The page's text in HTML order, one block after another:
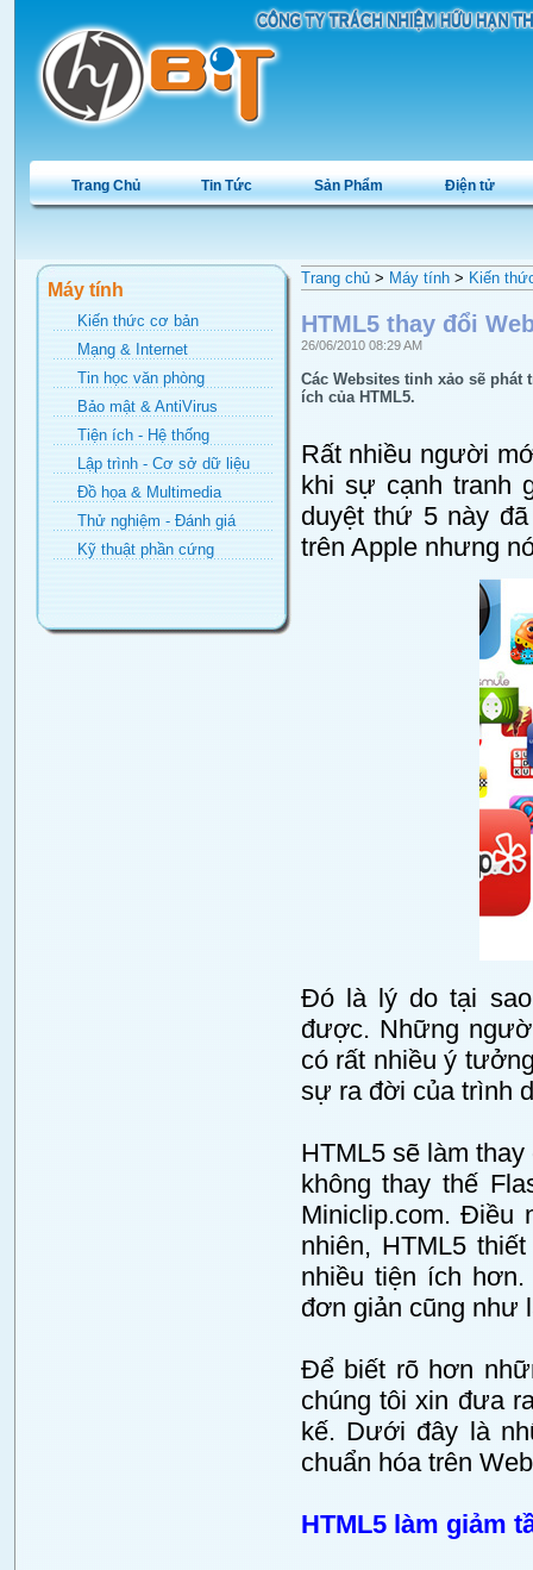
Trang Chủ Tin Tức Sản Phẩm Điện tử
Máy tính
Kiến thức cơ bản
Mạng & Internet
Tin học văn phòng
Bảo mật & AntiVirus
Tiện ích - Hệ thống
Lập trình - Cơ sở dữ liệu
Đồ họa & Multimedia
Thử nghiệm - Đánh giá
Kỹ thuật phần cứng
Trang chủ > Máy tính > Kiến
HTML5 thay đổi
26/06/2010 08:29 AM
Các Websites tinh xảo sẽ
ích của HTML5.
Rất nhiều người
khi sự cạnh tranh
duyệt thứ 5 này
trên Apple nhưng
Đó là lý do tại
được. Những
có rất nhiều ý
sự ra đời của trình
HTML5 sẽ làm
không thay thế
Miniclip.com. Điều
nhiên, HTML5
nhiều tiện ích
đơn giản cũng như
Để biết rõ hơn
chúng tôi xin đưa
kế. Dưới đây là
chuẩn hóa trên
HTML5 làm giảm